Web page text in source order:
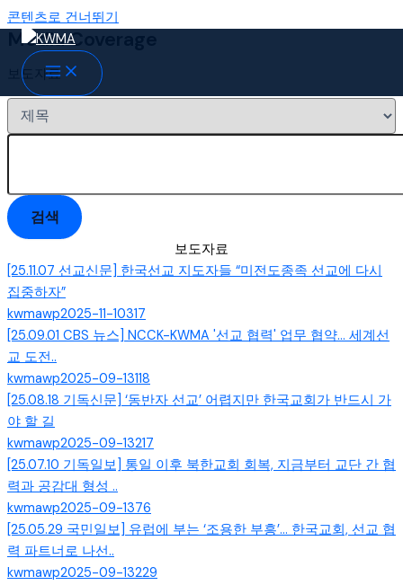
콘텐츠로 건너뛰기
Media Coverage
보도자료
검색
보도자료
[25.11.07 선교신문] 한국선교 지도자들 “미전도종족 선교에 다시
집중하자”
kwmawp2025-11-10317
[25.09.01 CBS 뉴스] NCCK-KWMA '선교 협력' 업무 협약... 세계선
교 도전..
kwmawp2025-09-13118
[25.08.18 기독신문] ‘동반자 선교’ 어렵지만 한국교회가 반드시 가
야 할 길
kwmawp2025-09-13217
[25.07.10 기독일보] 통일 이후 북한교회 회복, 지금부터 교단 간 협
력과 공감대 형성 ..
kwmawp2025-09-1376
[25.05.29 국민일보] 유럽에 부는 ‘조용한 부흥’… 한국교회, 선교 협
력 파트너로 나선..
kwmawp2025-09-13229